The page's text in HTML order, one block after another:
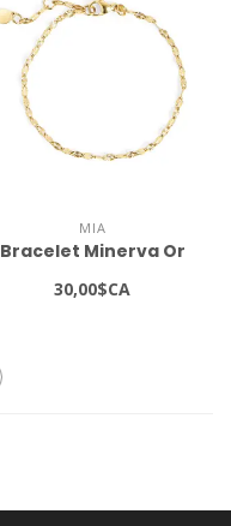
MIA
Bracelet Minerva Or
30,00$CA